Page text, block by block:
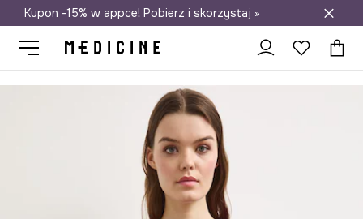
Darmowa dostawa do salonów
Kupon -15% w appce! Pobierz i skorzystaj »